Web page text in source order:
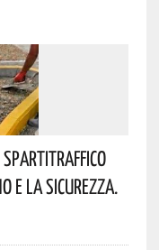
Spartitraffico
E La Sicurezza.